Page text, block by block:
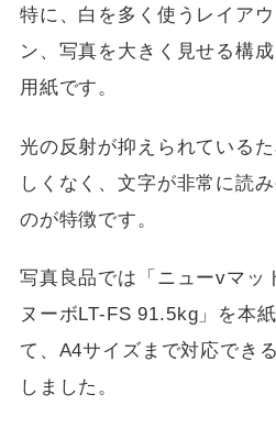
特に、白を多く使うレイア
ン、写真を大きく見せる構
用紙です。
光の反射が抑えられている
しくなく、文字が非常に読
のが特徴です。
写真良品では「ニューvマッ
ヌーボLT-FS 91.5kg」を本
て、A4サイズまで対応でき
しました。